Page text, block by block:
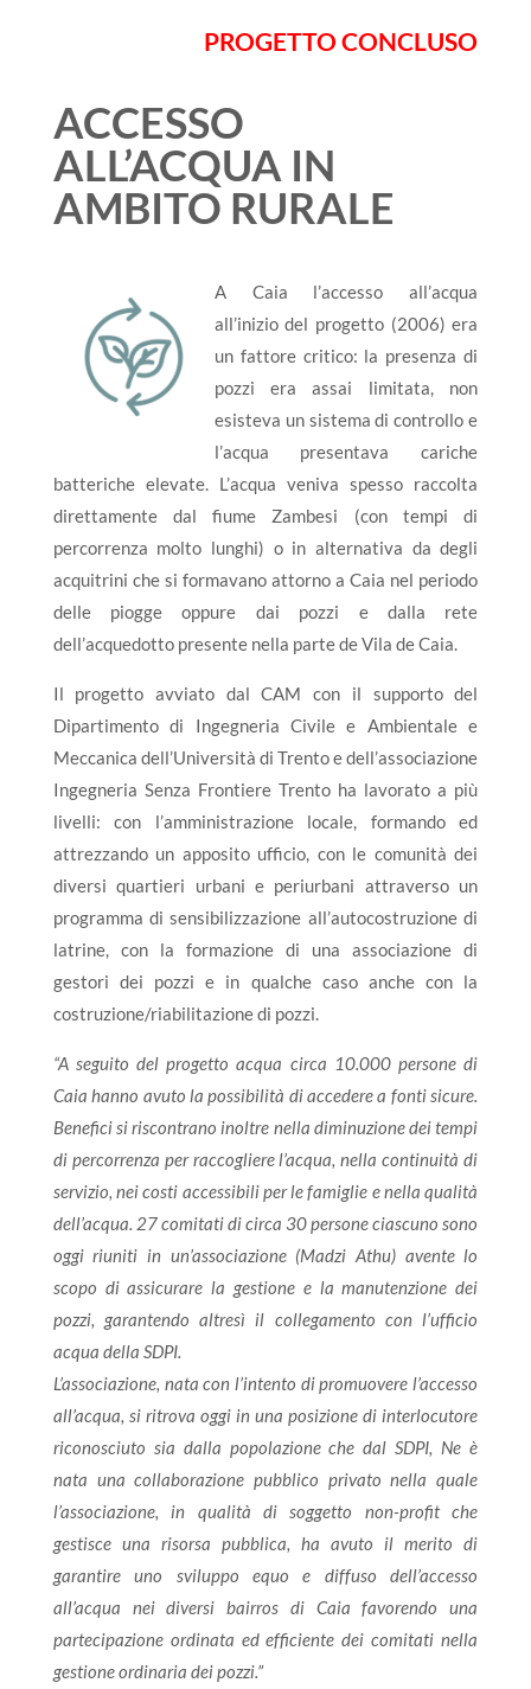
PROGETTO CONCLUSO
ACCESSO
ALL’ACQUA IN
AMBITO RURALE
A Caia l’accesso all’acqua
all’inizio del progetto (2006) era
un fattore critico: la presenza di
pozzi era assai limitata, non
esisteva un sistema di controllo e
l’acqua presentava cariche
batteriche elevate. L’acqua veniva spesso raccolta
direttamente dal fiume Zambesi (con tempi di
percorrenza molto lunghi) o in alternativa da degli
acquitrini che si formavano attorno a Caia nel periodo
delle piogge oppure dai pozzi e dalla rete
dell’acquedotto presente nella parte de Vila de Caia.
Il progetto avviato dal CAM con il supporto del
Dipartimento di Ingegneria Civile e Ambientale e
Meccanica dell’Università di Trento e dell’associazione
Ingegneria Senza Frontiere Trento ha lavorato a più
livelli: con l’amministrazione locale, formando ed
attrezzando un apposito ufficio, con le comunità dei
diversi quartieri urbani e periurbani attraverso un
programma di sensibilizzazione all’autocostruzione di
latrine, con la formazione di una associazione di
gestori dei pozzi e in qualche caso anche con la
costruzione/riabilitazione di pozzi.
“A seguito del progetto acqua circa 10.000 persone di
Caia hanno avuto la possibilità di accedere a fonti sicure.
Benefici si riscontrano inoltre nella diminuzione dei tempi
di percorrenza per raccogliere l’acqua, nella continuità di
servizio, nei costi accessibili per le famiglie e nella qualità
dell’acqua. 27 comitati di circa 30 persone ciascuno sono
oggi riuniti in un’associazione (Madzi Athu) avente lo
scopo di assicurare la gestione e la manutenzione dei
pozzi, garantendo altresì il collegamento con l’ufficio
acqua della SDPI.
L’associazione, nata con l’intento di promuovere l’accesso
all’acqua, si ritrova oggi in una posizione di interlocutore
riconosciuto sia dalla popolazione che dal SDPI, Ne è
nata una collaborazione pubblico privato nella quale
l’associazione, in qualità di soggetto non-profit che
gestisce una risorsa pubblica, ha avuto il merito di
garantire uno sviluppo equo e diffuso dell’accesso
all’acqua nei diversi bairros di Caia favorendouna
partecipazione ordinata ed efficiente dei comitati nella
gestione ordinaria dei pozzi.”